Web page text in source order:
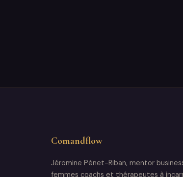
Comandflow
Jéromine Pénet-Riban, mentor
femmes coachs et thérapeutes à